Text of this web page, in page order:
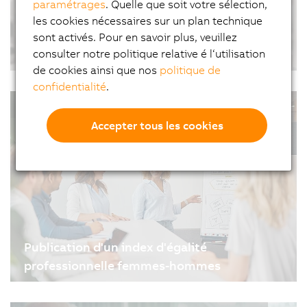
Un convoyeur intelligent qui permet un test
entièrement automatisé des batteries
18/04/2024 | 5m
L'utilisation d'un système mécatronique
ACOPOStrak de B&R dans un système d'inspection
à rayons X pour cellules de batteries rondes
augmente la performance des opérations de test
Publication d'un index d'égalité
professionnelle femmes-hommes
En vertu de la loi n°2018-771 du 5 septembre 2018 «
paramétrages. Quelle que soit votre sélection,
les cookies nécessaires sur un plan technique
sont activés. Pour en savoir plus, veuillez
consulter notre politique relative é l‘utilisation
de cookies ainsi que nos politique de
confidentialité.
Accepter tous les cookies